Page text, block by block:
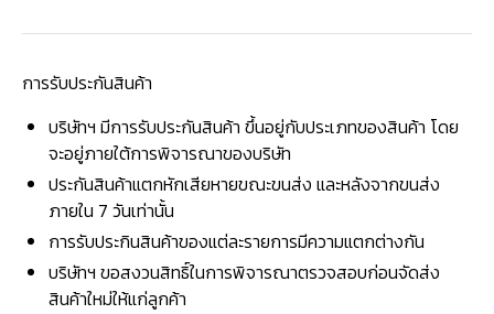
การรับประกันสินค้า
บริษัทฯ มีการรับประกันสินค้า ขึ้นอยู่กับประเภทของสินค้า โดย
จะอยู่ภายใต้การพิจารณาของบริษัท
ประกันสินค้าแตกหักเสียหายขณะขนส่ง และหลังจากขนส่ง
ภายใน 7 วันเท่านั้น
การรับประกินสินค้าของแต่ละรายการมีความแตกต่างกัน
บริษัทฯ ขอสงวนสิทธิ์ในการพิจารณาตรวจสอบก่อนจัดส่ง
สินค้าใหม่ให้แก่ลูกค้า